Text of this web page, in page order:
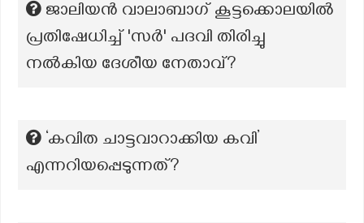
ജാലിയൻ വാലാബാഗ് കൂട്ടക്കൊലയിൽ
പ്രതിഷേധിച്ച് 'സർ' പദവി തിരിച്ചു
നൽകിയ ദേശീയ നേതാവ്?
‘കവിത ചാട്ടവാറാക്കിയ കവി’
എന്നറിയപ്പെടുന്നത്?